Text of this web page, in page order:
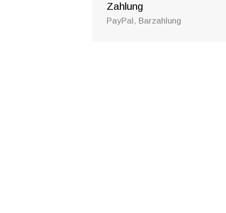
Zahlung
PayPal, Barzahlung